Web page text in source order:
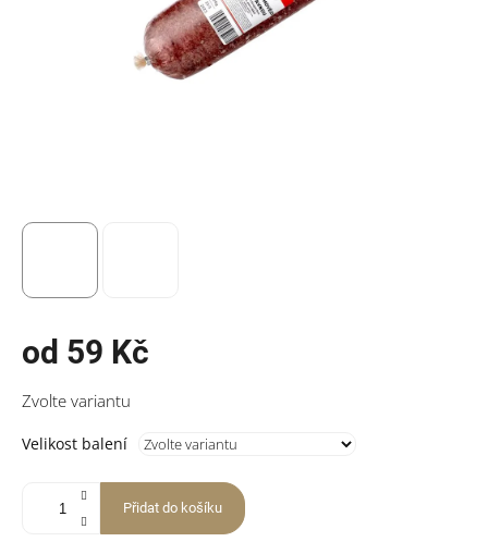
od 59 Kč
cena:
Zvolte variantu
Velikost balení
Přidat do košíku